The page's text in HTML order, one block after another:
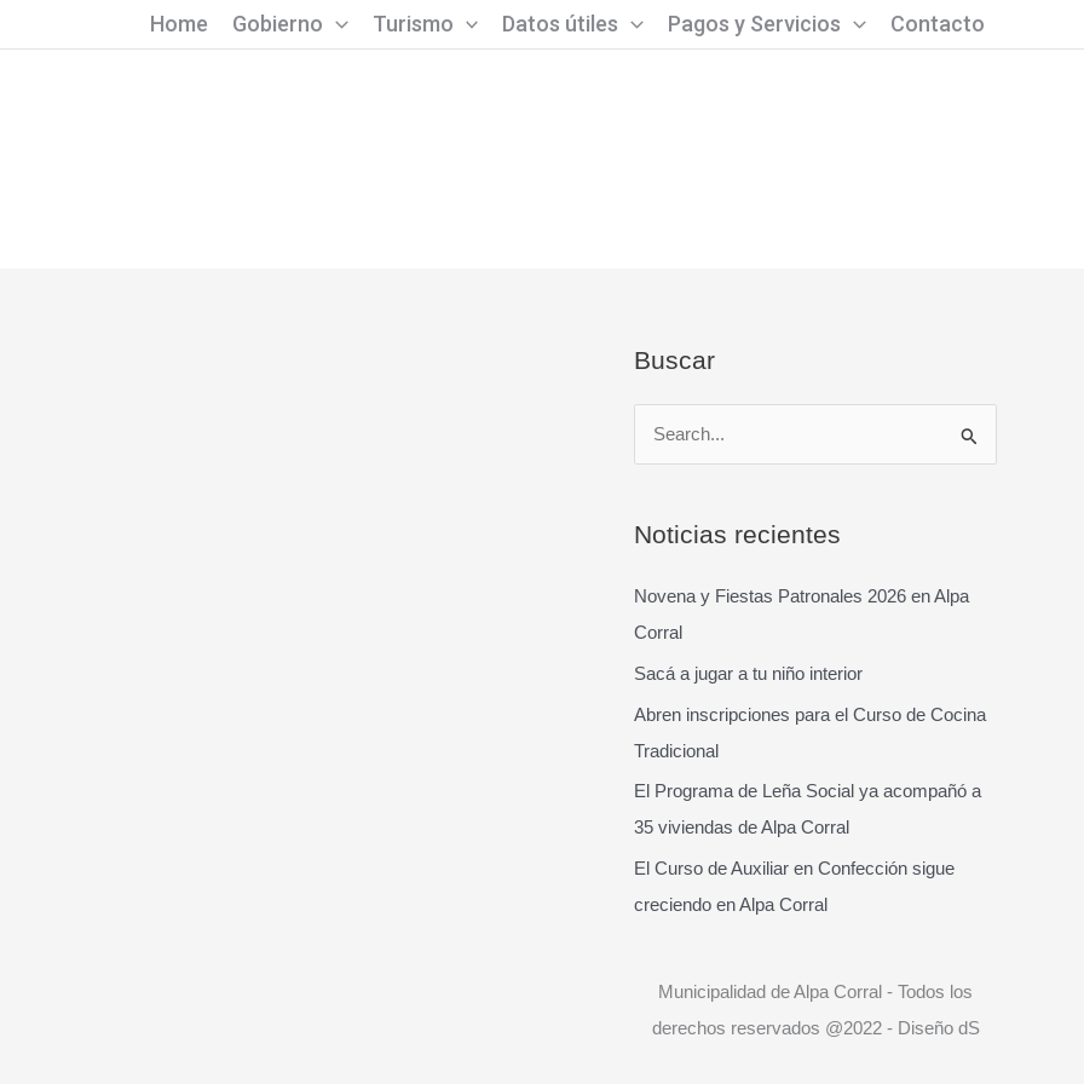
Home Gobierno Turismo Datos útiles Pagos y Servicios Contacto
Buscar
c
a
r
Noticias recientes
Novena y Fiestas Patronales 2026 en Alpa
Corral
Sacá a jugar a tu niño interior
Abren inscripciones para el Curso de Cocina
Tradicional
El Programa de Leña Social ya acompañó a
35 viviendas de Alpa Corral
El Curso de Auxiliar en Confección sigue
creciendo en Alpa Corral
Municipalidad de Alpa Corral - Todos los
derechos reservados @2022 - Diseño dS